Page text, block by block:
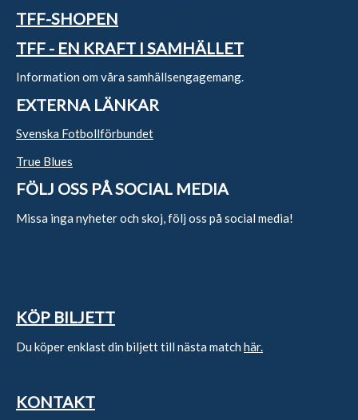
TFF-SHOPEN
TFF - EN KRAFT I SAMHÄLLET
Information om våra samhällsengagemang.
EXTERNA LÄNKAR
Svenska Fotbollförbundet
True Blues
FÖLJ OSS PÅ SOCIAL MEDIA
Missa inga nyheter och skoj, följ oss på social media!
KÖP BILJETT
Du köper enklast din biljett till nästa match här.
KONTAKT